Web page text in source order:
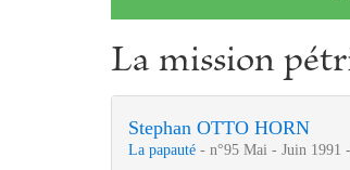
La mission
Stephan OTTO HORN
La papauté - n°95 Mai - Juin 1991